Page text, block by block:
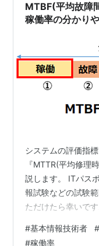
MTBF(平均故障
稼働率の分かり
システムの評価指
『MTTR(平均修理
説します。 ITパス
報試験などの試験
ただけたら幸いで
は MTTR(平均修理
#基本情報技術者 #
#稼働率